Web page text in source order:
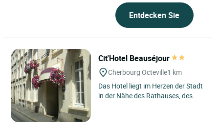
Entdecken Sie
Cit'Hotel Beauséjour
Cherbourg Octeville1 km
Das Hotel liegt im Herzen der Stadt
in der Nähe des Rathauses, des